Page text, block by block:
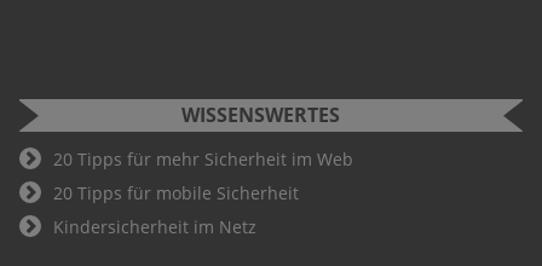
WISSENSWERTES
20 Tipps für mehr Sicherheit im Web
20 Tipps für mobile Sicherheit
Kindersicherheit im Netz